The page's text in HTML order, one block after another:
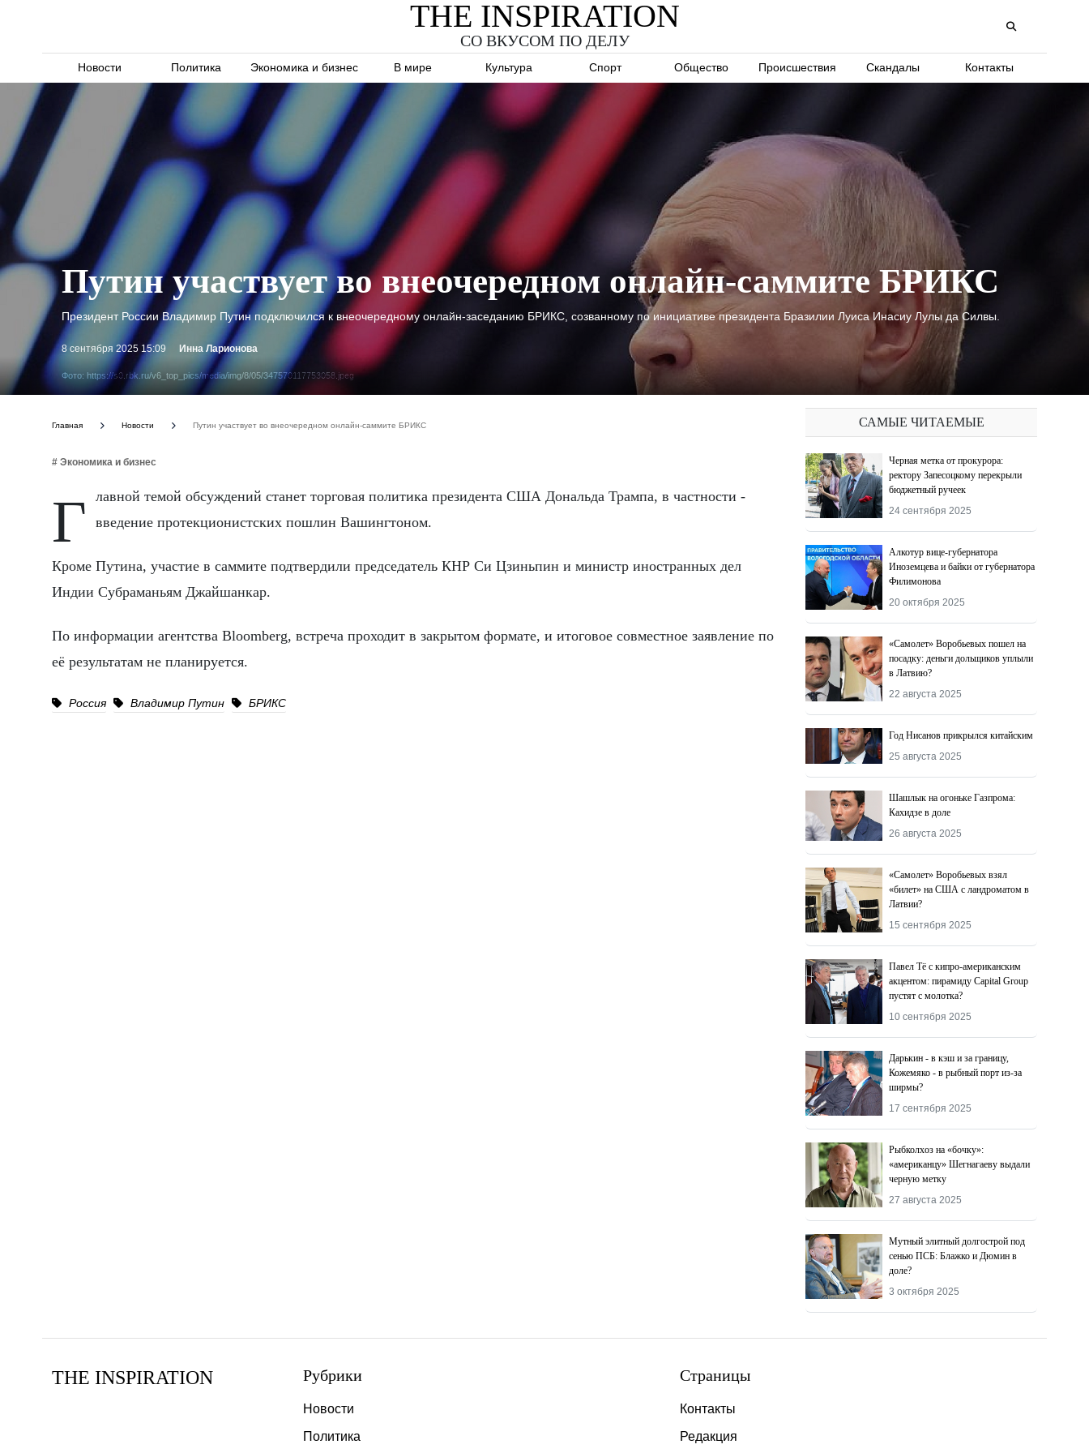
THE INSPIRATION
СО ВКУСОМ ПО ДЕЛУ
Новости Политика Экономика и бизнес В мире Культура Спорт Общество Происшествия Скандалы Контакты
Фото: https://s0.rbk.ru/v6_top_pics/media/img/8/05/347570117753058.jpeg
Путин участвует во внеочередном онлайн-саммите БРИКС
Президент России Владимир Путин подключился к внеочередному онлайн-заседанию БРИКС, созванному по инициативе президента Бразилии Луиса Инасиу Лулы да Силвы.
8 сентября 2025 15:09 Инна Ларионова
Главная Новости Путин участвует во внеочередном онлайн-саммите БРИКС
# Экономика и бизнес
Главной темой обсуждений станет торговая политика президента США Дональда Трампа, в частности - введение протекционистских пошлин Вашингтоном.
Кроме Путина, участие в саммите подтвердили председатель КНР Си Цзиньпин и министр иностранных дел
Индии Субраманьям Джайшанкар.
По информации агентства Bloomberg, встреча проходит в закрытом формате, и итоговое совместное заявление по
её результатам не планируется.
Россия Владимир Путин БРИКС
САМЫЕ ЧИТАЕМЫЕ
Черная метка от прокурора:
ректору Запесоцкому перекрыли
бюджетный ручеек
24 сентября 2025
Алкотур вице-губернатора
Иноземцева и байки от губернатора
Филимонова
20 октября 2025
«Самолет» Воробьевых пошел на
посадку: деньги дольщиков уплыли
в Латвию?
22 августа 2025
Год Нисанов прикрылся китайским
25 августа 2025
Шашлык на огоньке Газпрома:
Кахидзе в доле
26 августа 2025
«Самолет» Воробьевых взял
«билет» на США с ландроматом в
Латвии?
15 сентября 2025
Павел Тё с кипро-американским
акцентом: пирамиду Capital Group
пустят с молотка?
10 сентября 2025
Дарькин - в кэш и за границу,
Кожемяко - в рыбный порт из-за
ширмы?
17 сентября 2025
Рыбколхоз на «бочку»:
«американцу» Шегнагаеву выдали
черную метку
27 августа 2025
Мутный элитный долгострой под
сенью ПСБ: Блажко и Дюмин в
доле?
3 октября 2025
THE INSPIRATION Рубрики
Новости
Политика
Страницы
Контакты
Редакция